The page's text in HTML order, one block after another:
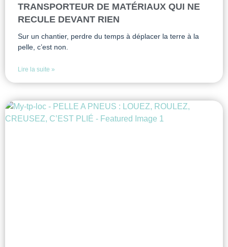
TRANSPORTEUR DE MATÉRIAUX QUI NE
RECULE DEVANT RIEN
Sur un chantier, perdre du temps à déplacer la terre à la
pelle, c’est non.
Lire la suite »